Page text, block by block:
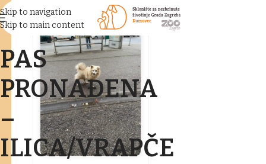
Skip to navigation
Skip to main content
PAS
PRONAĐENA
–
ILICA/VRAPČE